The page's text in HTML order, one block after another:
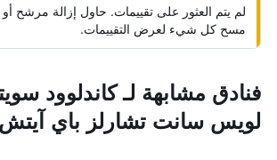
لم يتم العثور على تقييمات. حاول إزالة مرشح أو
مسح كل شيء لعرض التقييمات.
فنادق مشابهة لـ كاندلوود
لويس سانت تشارلز باي